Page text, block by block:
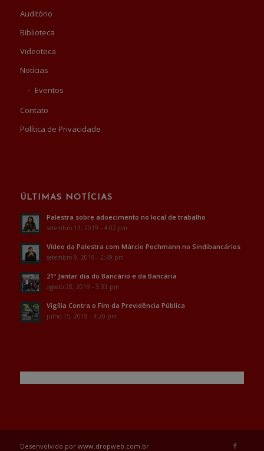
Auditório
Biblioteca
Videoteca
Notícias
Eventos
Contato
Política de Privacidade
ÚLTIMAS NOTÍCIAS
Palestra sobre adoecimento no local de trabalho
setembro 13, 2019 - 4:02 pm
Vídeo da Palestra com Márcio Pochmann no Sindibancários
setembro 9, 2019 - 2:49 pm
21º Jantar dia do Bancário e da Bancária
agosto 28, 2019 - 3:33 pm
Vigília Contra o Fim da Previdência Pública
julho 15, 2019 - 4:20 pm
Desenvolvido por www.dropweb.com.br